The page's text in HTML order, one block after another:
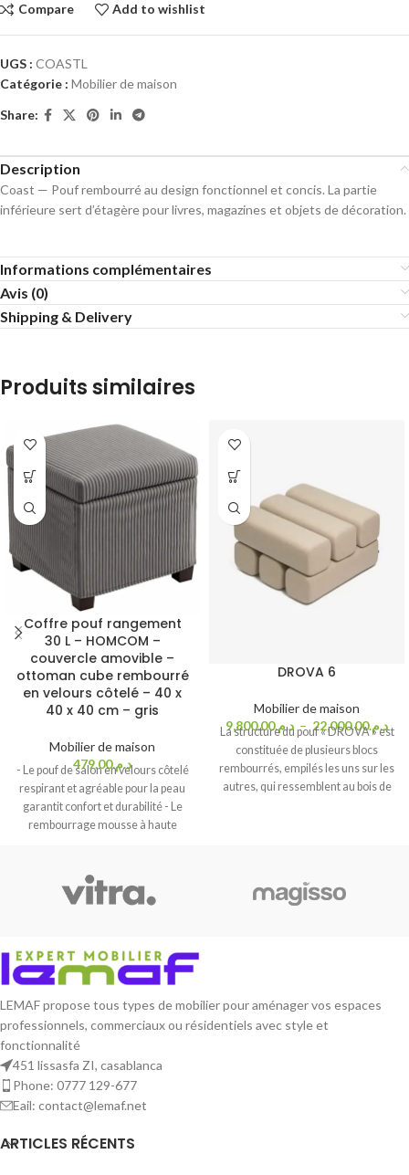
Compare Add to wishlist
UGS : COASTL
Catégorie : Mobilier de maison
Share:
Description
Coast — Pouf rembourré au design fonctionnel et concis. La partie
inférieure sert d’étagère pour livres, magazines et objets de décoration.
Informations complémentaires
Avis (0)
Shipping & Delivery
Produits similaires
Coffre pouf rangement
30 L – HOMCOM –
couvercle amovible –
ottoman cube rembourré
en velours côtelé – 40 x
40 x 40 cm – gris
Mobilier de maison
د.م.479.00
- Le pouf de salon en velours côtelé
respirant et agréable pour la peau
garantit confort et durabilité - Le
rembourrage mousse à haute
rangement avec un espace de
rangement caché de 30 L avec
Utilisation polyvalente comme
ottoman de rangement, repose-
pieds ou tabouret d'assise - Cadre
en acier stable pour un soutien
robuste
DROVA 6
Mobilier de maison
د.م.9,800.00 – د.م.22,000.00
La structure du pouf « DROVA » est
constituée de plusieurs blocs
rembourrés, empilés les uns sur les
autres, qui ressemblent au bois de
LEMAF propose tous types de mobilier pour aménager vos espaces
professionnels, commerciaux ou résidentiels avec style et
fonctionnalité
451 lissasfa ZI, casablanca
Phone: 0777 129-677
Eail: contact@lemaf.net
ARTICLES RÉCENTS